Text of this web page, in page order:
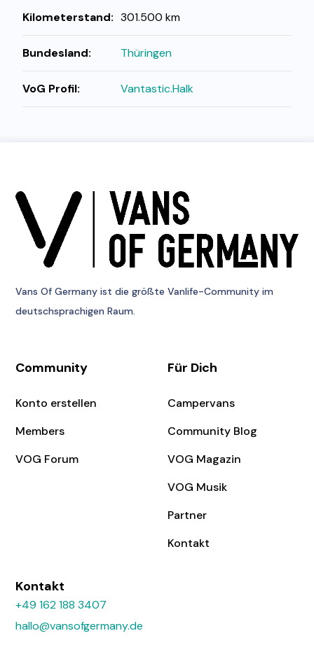
Kilometerstand: 301.500 km
Bundesland: Thüringen
VoG Profil: Vantastic.Halk
Vans Of Germany ist die größte Vanlife-Community im
deutschsprachigen Raum.
Community
Konto erstellen
Members
VOG Forum
Für Dich
Campervans
Community Blog
VOG Magazin
VOG Musik
Partner
Kontakt
Kontakt
+49 162 188 3407
hallo@vansofgermany.de